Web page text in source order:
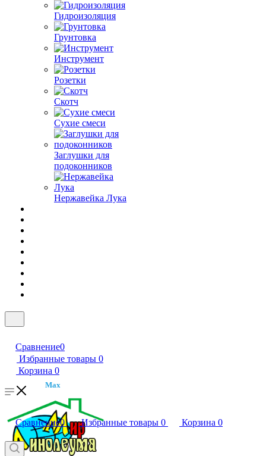
Гидроизоляция
Грунтовка
Инструмент
Розетки
Скотч
Сухие смеси
Заглушки для
подоконников
Нержавейка Лука
Сравнение0
Избранные товары 0
Корзина 0
Max
Сравнение0 Избранные товары 0 Корзина 0